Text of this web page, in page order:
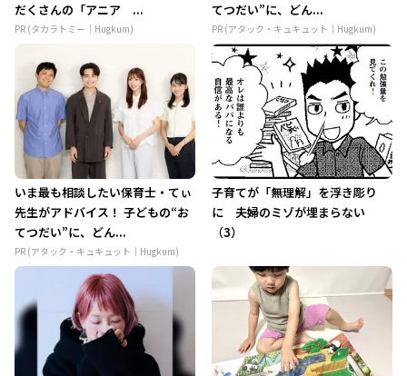
だくさんの「アニア ...
PR (タカラトミー｜Hugkum)
てつだい”に、どん...
PR (アタック・キュキュット｜Hugkum)
いま最も相談したい保育士・てぃ
先生がアドバイス！ 子どもの“お
てつだい”に、どん...
PR (アタック・キュキュット｜Hugkum)
子育てが「無理解」を浮き彫り
に 夫婦のミゾが埋まらない
（3）